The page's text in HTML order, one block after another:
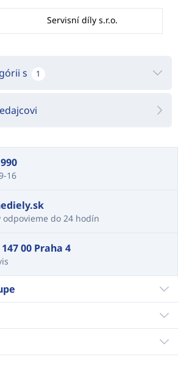
Servisní díly s.r.o.
s 1
16
odpovieme do 24 hodín
00 Praha 4